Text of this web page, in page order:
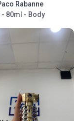
Rabanne
- 80ml - Body